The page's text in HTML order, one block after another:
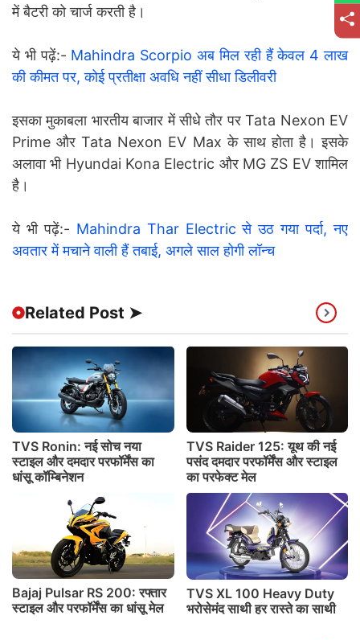
में बैटरी को चार्ज करती है।
ये भी पढ़ें:- Mahindra Scorpio अब मिल रही हैं केवल 4 लाख
की कीमत पर, कोई प्रतीक्षा अवधि नहीं सीधा डिलीवरी
इसका मुकाबला भारतीय बाजार में सीधे तौर पर Tata Nexon EV
Prime और Tata Nexon EV Max के साथ होता है। इसके
अलावा भी Hyundai Kona Electric और MG ZS EV शामिल
है।
ये भी पढ़ें:- Mahindra Thar Electric से उठ गया पर्दा, नए
अवतार में मचाने वाली हैं तबाई, अगले साल होगी लॉन्च
Related Post ➤
TVS Ronin: नई सोच नया
स्टाइल और दमदार परफॉर्मेंस का
धांसू कॉम्बिनेशन
TVS Raider 125: यूथ की नई
पसंद दमदार परफॉर्मेंस और स्टाइल
का परफेक्ट मेल
Bajaj Pulsar RS 200: रफ्तार
स्टाइल और परफॉर्मेंस का धांसू मेल
TVS XL 100 Heavy Duty
भरोसेमंद साथी हर रास्ते का साथी